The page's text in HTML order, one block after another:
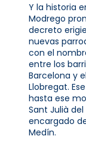
Y la historia
Modrego
decreto
nuevas
con el
entre los
Barcelona y
Llobregat.
hasta ese
Sant Julià
encargado
Medín.